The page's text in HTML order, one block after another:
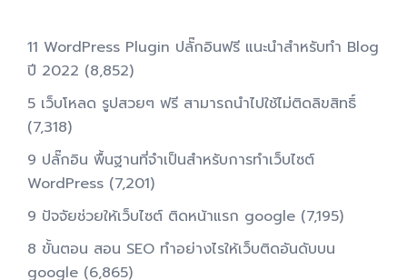
11 WordPress Plugin ปลั๊กอินฟรี แนะนำสำหรับทำ Blog
ปี 2022 (8,852)
5 เว็บโหลด รูปสวยๆ ฟรี สามารถนำไปใช้ไม่ติดลิขสิทธิ์
(7,318)
9 ปลั๊กอิน พื้นฐานที่จำเป็นสำหรับการทําเว็บไซต์
WordPress (7,201)
9 ปัจจัยช่วยให้เว็บไซต์ ติดหน้าแรก google (7,195)
8 ขั้นตอน สอน SEO ทําอย่างไรให้เว็บติดอันดับบน
google (6,865)